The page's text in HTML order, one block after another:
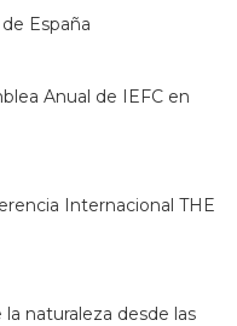
España
Anual de IEFC en
Internacional THE
naturaleza desde las